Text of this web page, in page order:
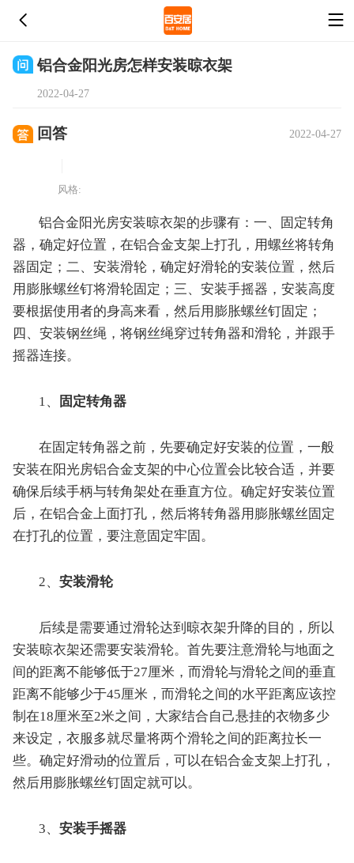
铝合金阳光房怎样安装晾衣架
2022-04-27
回答 2022-04-27
风格:
铝合金阳光房安装晾衣架的步骤有：一、固定转角
器，确定好位置，在铝合金支架上打孔，用螺丝将转角
器固定；二、安装滑轮，确定好滑轮的安装位置，然后
用膨胀螺丝钉将滑轮固定；三、安装手摇器，安装高度
要根据使用者的身高来看，然后用膨胀螺丝钉固定；
四、安装钢丝绳，将钢丝绳穿过转角器和滑轮，并跟手
摇器连接。
1、 固定转角器
在固定转角器之前，先要确定好安装的位置，一般
安装在阳光房铝合金支架的中心位置会比较合适，并要
确保后续手柄与转角架处在垂直方位。确定好安装位置
后，在铝合金上面打孔，然后将转角器用膨胀螺丝固定
在打孔的位置，要注意固定牢固。
2、安装滑轮
后续是需要通过滑轮达到晾衣架升降的目的，所以
安装晾衣架还需要安装滑轮。首先要注意滑轮与地面之
间的距离不能够低于27厘米，而滑轮与滑轮之间的垂直
距离不能够少于45厘米，而滑轮之间的水平距离应该控
制在18厘米至2米之间，大家结合自己悬挂的衣物多少
来设定，衣服多就尽量将两个滑轮之间的距离拉长一
些。确定好滑动的位置后，可以在铝合金支架上打孔，
然后用膨胀螺丝钉固定就可以。
3、安装手摇器